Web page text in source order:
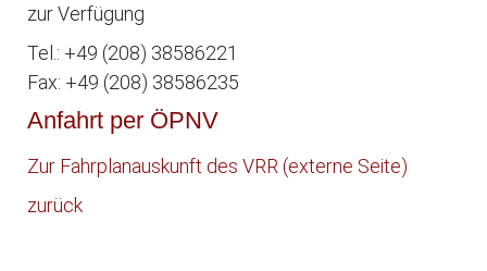
zur Verfügung
Tel.: +49 (208) 38586221
Fax: +49 (208) 38586235
Anfahrt per ÖPNV
Zur Fahrplanauskunft des VRR (externe Seite)
zurück